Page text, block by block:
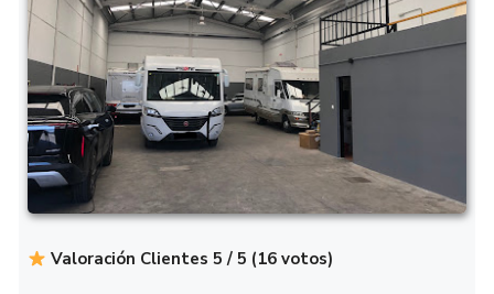
Valoración Clientes 5 / 5 (16 votos)